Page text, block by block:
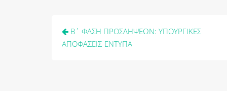
Πλοήγηση
άρθρων
Β΄ ΦΑΣΗ ΠΡΟΣΛΗΨΕΩΝ: ΥΠΟΥΡΓΙΚΕΣ
ΑΠΟΦΑΣΕΙΣ-ΕΝΤΥΠΑ